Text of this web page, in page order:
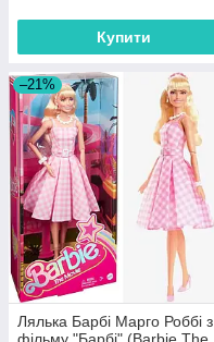
Купити
–21%
Лялька Барбі Марго Роббі з